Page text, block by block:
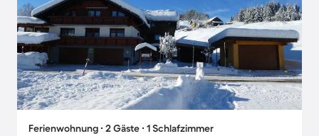
Ferienwohnung ∙ 2 Gäste ∙ 1 Schlafzimmer